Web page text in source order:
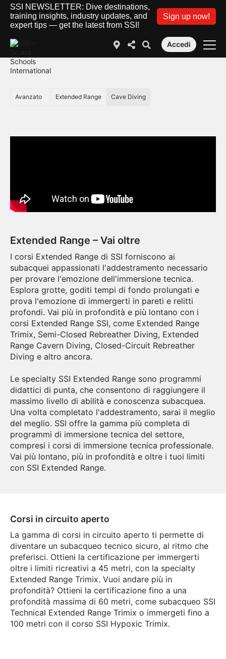
SSI NEWSLETTER: Dive destinations,
training insights, industry updates, and
expert tips — get the latest from SSI!
Sign up now!
Accedi
Avanzato Extended Range Cave Diving
Extended Range – Vai oltre
I corsi Extended Range di SSI forniscono ai
subacquei appassionati l'addestramento necessario
per provare l'emozione dell'immersione tecnica.
Esplora grotte, goditi tempi di fondo prolungati e
prova l'emozione di immergerti in pareti e relitti
profondi. Vai più in profondità e più lontano con i
corsi Extended Range SSI, come Extended Range
Trimix, Semi-Closed Rebreather Diving, Extended
Range Cavern Diving, Closed-Circuit Rebreather
Diving e altro ancora.
Le specialty SSI Extended Range sono programmi
didattici di punta, che consentono di raggiungere il
massimo livello di abilità e conoscenza subacquea.
Una volta completato l'addestramento, sarai il meglio
del meglio. SSI offre la gamma più completa di
programmi di immersione tecnica del settore,
compresi i corsi di immersione tecnica professionale.
Vai più lontano, più in profondità e oltre i tuoi limiti
con SSI Extended Range.
Corsi in circuito aperto
La gamma di corsi in circuito aperto ti permette di
diventare un subacqueo tecnico sicuro, al ritmo che
preferisci. Ottieni la certificazione per immergerti
oltre i limiti ricreativi a 45 metri, con la specialty
Extended Range Trimix. Vuoi andare più in
profondità? Ottieni la certificazione fino a una
profondità massima di 60 metri, come subacqueo SSI
Technical Extended Range Trimix o immergeti fino a
100 metri con il corso SSI Hypoxic Trimix.